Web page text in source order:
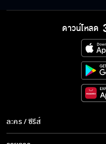
ดาวน์โหลด
ละคร / ซีรีส์
ละคร/ซีรีส์